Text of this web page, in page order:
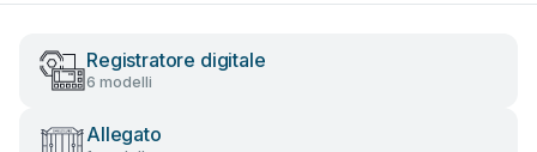
Registratore digitale
6 modelli
Allegato